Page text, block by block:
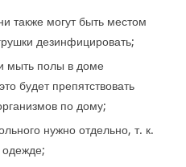
также могут быть местом
дезинфицировать;
мыть полы в доме
будет препятствовать
по дому;
нужно отдельно, т. к.
одежде;